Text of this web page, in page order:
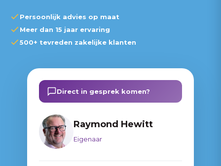
Persoonlijk advies op maat
Meer dan 15 jaar ervaring
500+ tevreden zakelijke klanten
Direct in gesprek komen?
Raymond Hewitt
Eigenaar